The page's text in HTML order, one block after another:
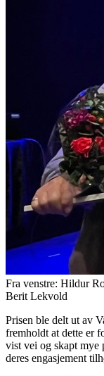
Fra venstre: Hildur
Berit Lekvold
Prisen ble delt ut av
fremholdt at dette er
vist vei og skapt
deres engasjement